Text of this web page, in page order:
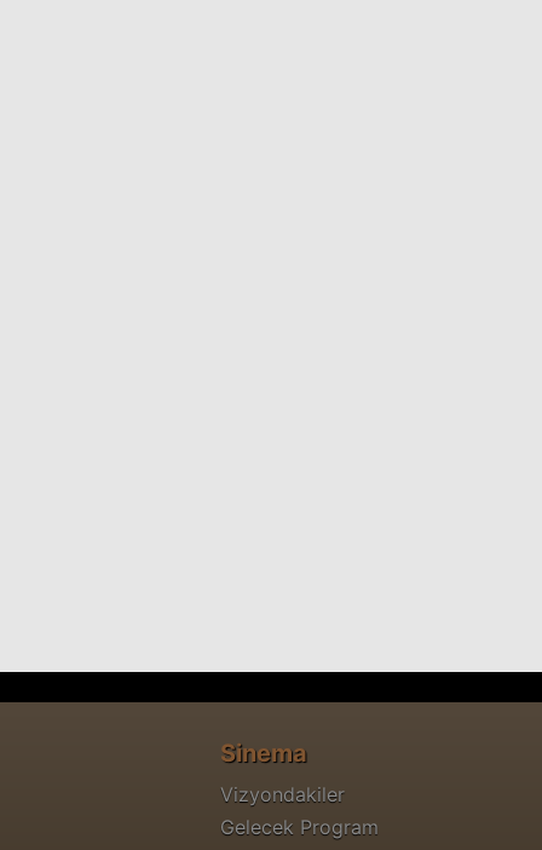
Sinema
Vizyondakiler
Gelecek Program